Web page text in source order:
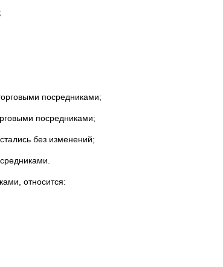
посредниками;
посредниками;
без изменений;
относится: